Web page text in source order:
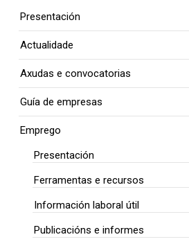
Presentación
Actualidade
Axudas e convocatorias
Guía de empresas
Emprego
Presentación
Ferramentas e recursos
Información laboral útil
Publicacións e informes